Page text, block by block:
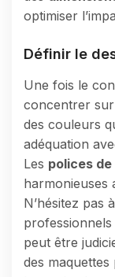
optimiser
Définir le
Une fois le
concentrer
des couleurs
adéquation
Les polices
harmonieuses
N’hésitez pas
peut être
des